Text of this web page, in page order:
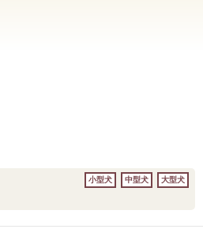
小型犬 中型犬 大型犬